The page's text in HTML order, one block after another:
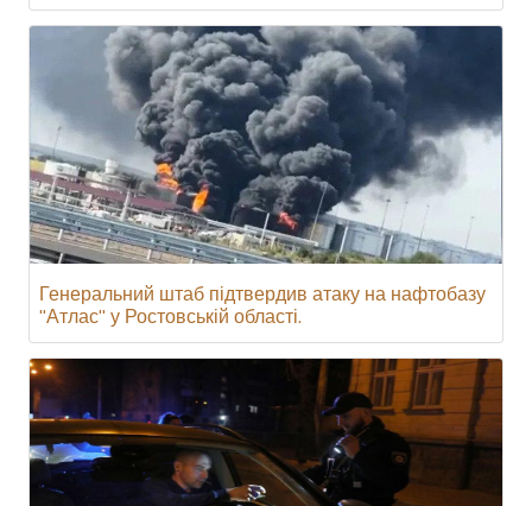
Генеральний штаб підтвердив атаку на нафтобазу
"Атлас" у Ростовській області.